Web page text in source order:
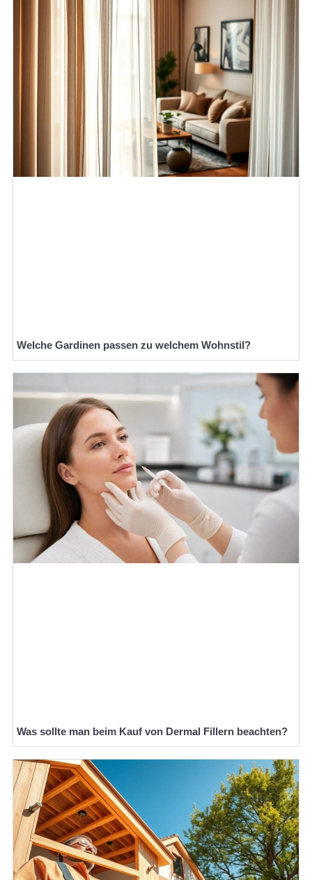
Welche Gardinen passen zu welchem Wohnstil?
Was sollte man beim Kauf von Dermal Fillern beachten?